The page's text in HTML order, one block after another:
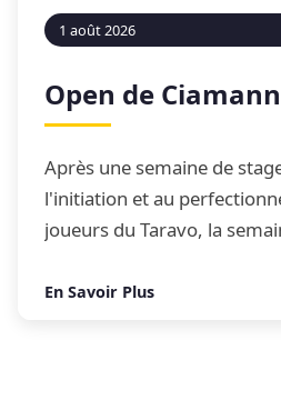
1 août 2026
Open de
Après une semaine de
l'initiation et au
joueurs du Taravo, la
Open de blitz
En Savoir Plus